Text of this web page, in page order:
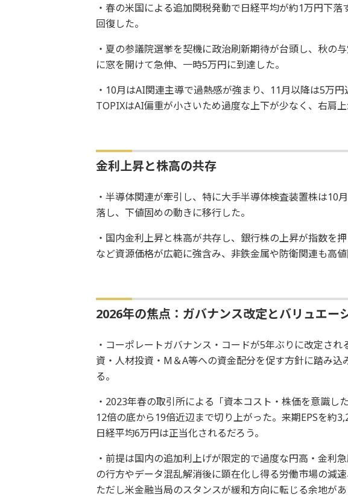
・春の米国による追加関税発動で日経平均が約1万円下
回復した。
・夏の参議院選挙を契機に政治刷新期待が台頭し、秋の
に窓を開けて急伸、一時5万円に到達した。
・10月はAI関連主導で過熱感が強まり、11月以降は5万
TOPIXはAI偏重が小さいため過度な上下が少なく、右肩上
金利上昇と株高の共存
・半導体関連が牽引し、特に大手半導体検査装置株は10
落し、下値固めの動きに移行した。
・国内金利上昇と株高が共存し、銀行株の上昇が指数を
など資源価格が広範に強含み、非鉄金属や防衛関連も高値
2026年の焦点：ガバナンス改定とバリュエー
・コーポレートガバナンス・コードが5年ぶりに改定さ
資・人材投資・M＆A等への資金配分を促す方針に踏み
る。
・2023年春の取引所による「資本コスト・株価を意識し
12倍の底から19倍近辺まで切り上がった。来期EPSを約
日経平均6万円は正当化されるだろう。
・前提は国内の追加利上げが限定的で過度な円高・金利
の行方やデータ混乱解消後に顕在化し得る労働市場の減
ただし米金融当局のスタンスが緩和方向に転じる余地が